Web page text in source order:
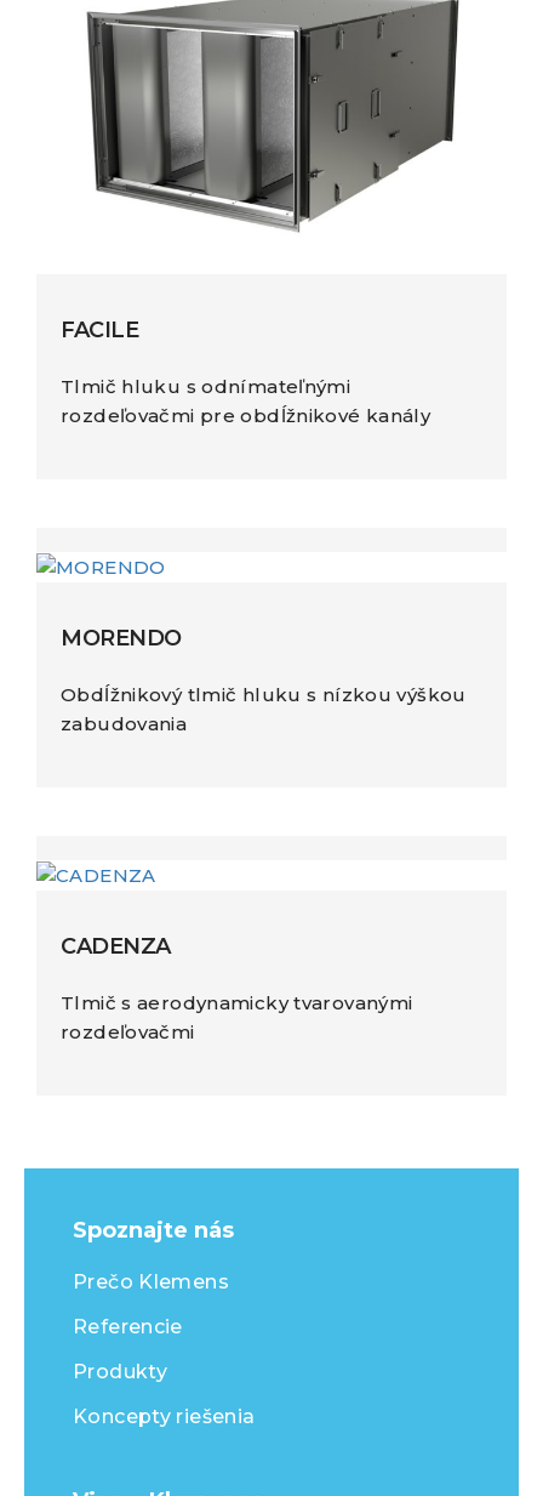
FACILE
Tlmič hluku s odnímateľnými
rozdeľovačmi pre obdĺžnikové kanály
MORENDO
Obdĺžnikový tlmič hluku s nízkou výškou
zabudovania
CADENZA
Tlmič s aerodynamicky tvarovanými
rozdeľovačmi
Spoznajte nás
Prečo Klemens
Referencie
Produkty
Koncepty riešenia